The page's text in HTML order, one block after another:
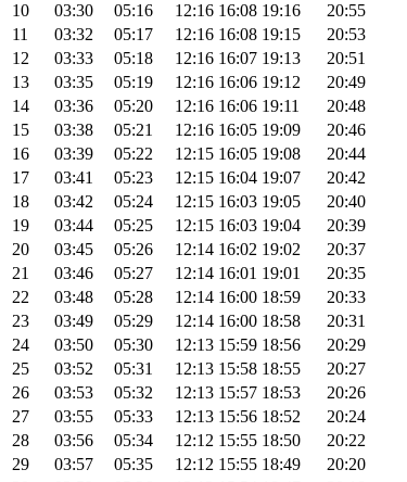
10
03:30 05:16 12:16 16:08 19:16
20:55
11
03:32 05:17 12:16 16:08 19:15
20:53
12
03:33 05:18 12:16 16:07 19:13
20:51
13
03:35 05:19 12:16 16:06 19:12
20:49
14
03:36 05:20 12:16 16:06 19:11
20:48
15
03:38 05:21 12:16 16:05 19:09
20:46
16
03:39 05:22 12:15 16:05 19:08
20:44
17
03:41 05:23 12:15 16:04 19:07
20:42
18
03:42 05:24 12:15 16:03 19:05
20:40
19
03:44 05:25 12:15 16:03 19:04
20:39
20
03:45 05:26 12:14 16:02 19:02
20:37
21
03:46 05:27 12:14 16:01 19:01
20:35
22
03:48 05:28 12:14 16:00 18:59
20:33
23
03:49 05:29 12:14 16:00 18:58
20:31
24
03:50 05:30 12:13 15:59 18:56
20:29
25
03:52 05:31 12:13 15:58 18:55
20:27
26
03:53 05:32 12:13 15:57 18:53
20:26
27
03:55 05:33 12:13 15:56 18:52
20:24
28
03:56 05:34 12:12 15:55 18:50
20:22
29
03:57 05:35 12:12 15:55 18:49
20:20